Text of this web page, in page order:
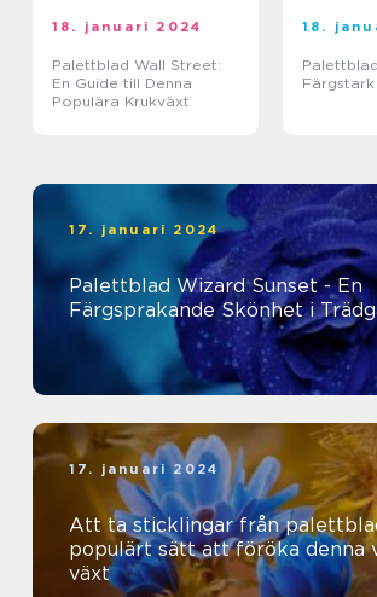
18. januari 2024
Palettblad Wall Street:
En Guide till Denna
Populära Krukväxt
18.
17. januari 2024
Palettblad Wizard Sunset - En
Färgsprakande Skönhet i
17. januari 2024
Att ta sticklingar från
populärt sätt att föröka denna
växt